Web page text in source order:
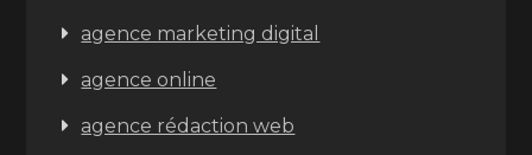
agence marketing digital
agence online
agence rédaction web